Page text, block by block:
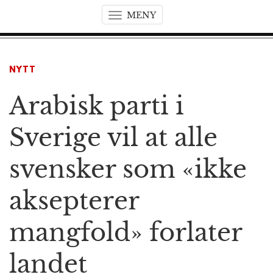
MENYT
o
n
a
i
a
t
n
NYTT
Arabisk parti i
Sverige vil at alle
svensker som «ikke
aksepterer
mangfold» forlater
landet